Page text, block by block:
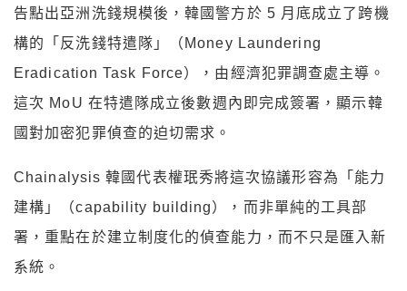
告點出亞洲洗錢規模後，韓國警方於 5 月底成立了跨機
構的「反洗錢特遣隊」（Money Laundering
Eradication Task Force），由經濟犯罪調查處主導。
這次 MoU 在特遣隊成立後數週內即完成簽署，顯示韓
國對加密犯罪偵查的迫切需求。
Chainalysis 韓國代表權珉秀將這次協議形容為「能力
建構」（capability building），而非單純的工具部
署，重點在於建立制度化的偵查能力，而不只是匯入新
系統。